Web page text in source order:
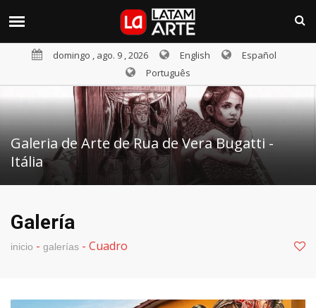
domingo , ago. 9 , 2026 English
Español
Português
Galeria de Arte de Rua de Vera Bugatti -
Itália
Galería
inicio - galerías - Cuadro